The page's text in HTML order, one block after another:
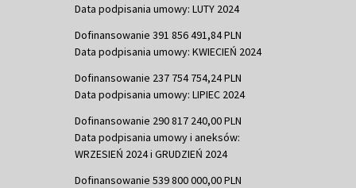
Data podpisania umowy: LUTY 2024
Dofinansowanie 391 856 491,84 PLN
Data podpisania umowy: KWIECIEŃ 2024
Dofinansowanie 237 754 754,24 PLN
Data podpisania umowy: LIPIEC 2024
Dofinansowanie 290 817 240,00 PLN
Data podpisania umowy i aneksów:
WRZESIEŃ 2024 i GRUDZIEŃ 2024
Dofinansowanie 539 800 000,00 PLN